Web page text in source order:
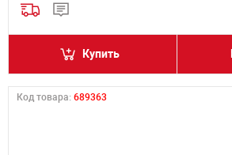
Купить
Код товара: 689363